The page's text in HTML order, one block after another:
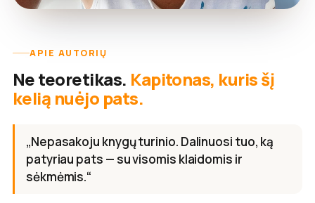
APIE AUTORIŲ
Ne teoretikas. Kapitonas, kuris šį
kelią nuėjo pats.
„Nepasakoju knygų turinio. Dalinuosi tuo, ką
patyriau pats — su visomis klaidomis ir
sėkmėmis.“